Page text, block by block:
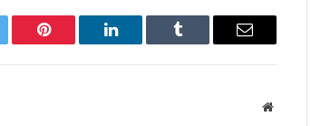
Pinterest LinkedIn Tumblr Имэйл
Вэбсайт